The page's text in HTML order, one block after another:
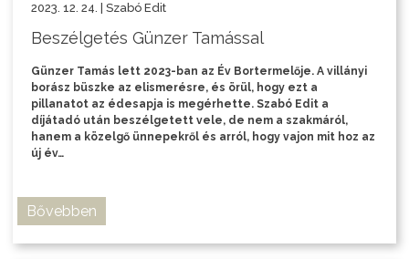
2023. 12. 24. | Szabó Edit
Beszélgetés Günzer Tamással
Günzer Tamás lett 2023-ban az Év Bortermelője. A villányi
borász büszke az elismerésre, és örül, hogy ezt a
pillanatot az édesapja is megérhette. Szabó Edit a
díjátadó után beszélgetett vele, de nem a szakmáról,
hanem a közelgő ünnepekről és arról, hogy vajon mit hoz az
új év…
Bővebben